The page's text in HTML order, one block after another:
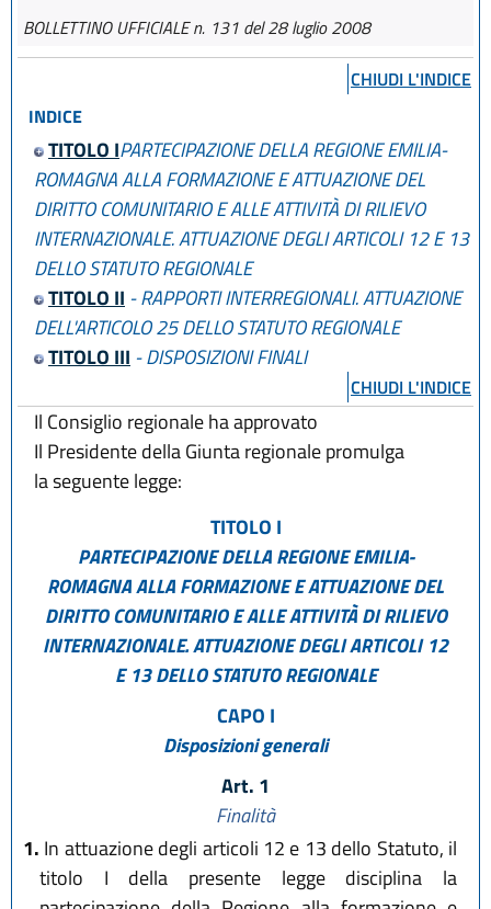
BOLLETTINO UFFICIALE n. 131 del 28 luglio 2008
CHIUDI L'INDICE
INDICE
TITOLO IPARTECIPAZIONE DELLA REGIONE EMILIA-
ROMAGNA ALLA FORMAZIONE E ATTUAZIONE DEL
DIRITTO COMUNITARIO E ALLE ATTIVITÀ DI RILIEVO
INTERNAZIONALE. ATTUAZIONE DEGLI ARTICOLI 12 E 13
DELLO STATUTO REGIONALE
TITOLO II - RAPPORTI INTERREGIONALI. ATTUAZIONE
DELL'ARTICOLO 25 DELLO STATUTO REGIONALE
TITOLO III - DISPOSIZIONI FINALI
CHIUDI L'INDICE
Il Consiglio regionale ha approvato
Il Presidente della Giunta regionale promulga
la seguente legge:
TITOLO I
PARTECIPAZIONE DELLA REGIONE EMILIA-
ROMAGNA ALLA FORMAZIONE E ATTUAZIONE DEL
DIRITTO COMUNITARIO E ALLE ATTIVITÀ DI RILIEVO
INTERNAZIONALE. ATTUAZIONE DEGLI ARTICOLI 12
E 13 DELLO STATUTO REGIONALE
CAPO I
Disposizioni generali
Art. 1
Finalità
1. In attuazione degli articoli 12 e 13 dello Statuto, il
titolo I della presente legge disciplina la